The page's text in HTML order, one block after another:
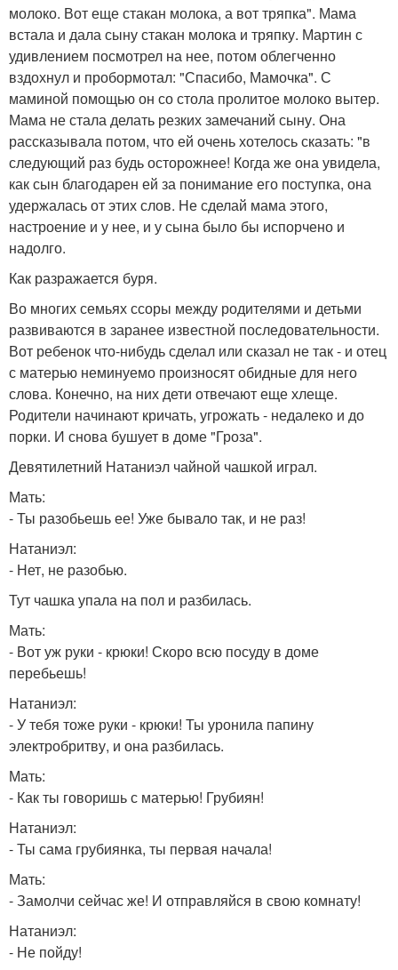
молоко. Вот еще стакан молока, а вот тряпка". Мама
встала и дала сыну стакан молока и тряпку. Мартин с
удивлением посмотрел на нее, потом облегченно
вздохнул и пробормотал: "Спасибо, Мамочка". С
маминой помощью он со стола пролитое молоко вытер.
Мама не стала делать резких замечаний сыну. Она
рассказывала потом, что ей очень хотелось сказать: "в
следующий раз будь осторожнее! Когда же она увидела,
как сын благодарен ей за понимание его поступка, она
удержалась от этих слов. Не сделай мама этого,
настроение и у нее, и у сына было бы испорчено и
надолго.
Как разражается буря.
Во многих семьях ссоры между родителями и детьми
развиваются в заранее известной последовательности.
Вот ребенок что-нибудь сделал или сказал не так - и отец
с матерью неминуемо произносят обидные для него
слова. Конечно, на них дети отвечают еще хлеще.
Родители начинают кричать, угрожать - недалеко и до
порки. И снова бушует в доме "Гроза".
Девятилетний Натаниэл чайной чашкой играл.
Мать:
- Ты разобьешь ее! Уже бывало так, и не раз!
Натаниэл:
- Нет, не разобью.
Тут чашка упала на пол и разбилась.
Мать:
- Вот уж руки - крюки! Скоро всю посуду в доме
перебьешь!
Натаниэл:
- У тебя тоже руки - крюки! Ты уронила папину
электробритву, и она разбилась.
Мать:
- Как ты говоришь с матерью! Грубиян!
Натаниэл:
- Ты сама грубиянка, ты первая начала!
Мать:
- Замолчи сейчас же! И отправляйся в свою комнату!
Натаниэл:
- Не пойду!